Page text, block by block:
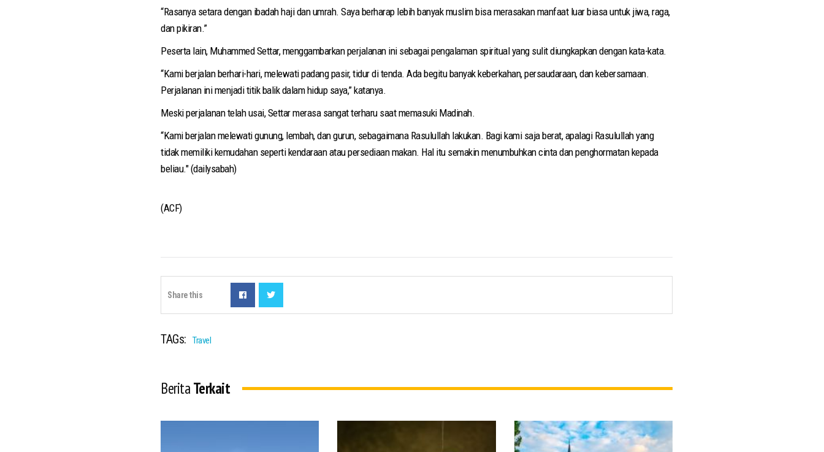
“Rasanya setara dengan ibadah haji dan umrah. Saya berharap lebih banyak muslim bisa merasakan manfaat luar biasa untuk jiwa, raga,
dan pikiran.”
Peserta lain, Muhammed Settar, menggambarkan perjalanan ini sebagai pengalaman spiritual yang sulit diungkapkan dengan kata-kata.
“Kami berjalan berhari-hari, melewati padang pasir, tidur di tenda. Ada begitu banyak keberkahan, persaudaraan, dan kebersamaan.
Perjalanan ini menjadi titik balik dalam hidup saya,” katanya.
Meski perjalanan telah usai, Settar merasa sangat terharu saat memasuki Madinah.
“Kami berjalan melewati gunung, lembah, dan gurun, sebagaimana Rasulullah lakukan. Bagi kami saja berat, apalagi Rasulullah yang
tidak memiliki kemudahan seperti kendaraan atau persediaan makan. Hal itu semakin menumbuhkan cinta dan penghormatan kepada
beliau." (dailysabah)
(ACF)
Share this
TAGs: Travel
BeritaTerkait